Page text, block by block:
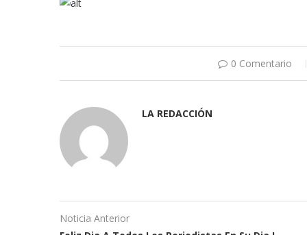
0 Comentario
LA REDACCIÓN
Noticia Anterior